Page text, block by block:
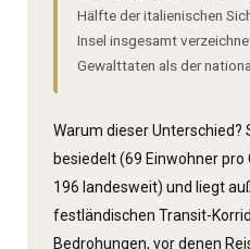
Hälfte der italienischen
Insel insgesamt
Gewalttaten als der
Warum dieser Unterschied?
besiedelt (69 Einwohner
196 landesweit) und liegt
festländischen Transit-
Bedrohungen, vor denen